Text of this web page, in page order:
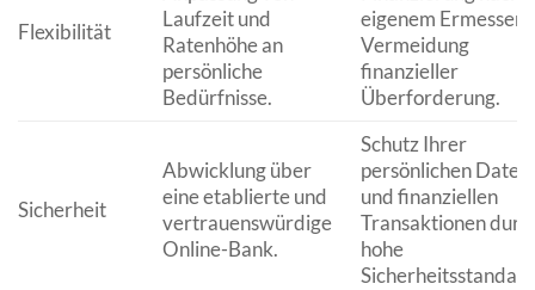
Flexibilität
Laufzeit und
Ratenhöhe an
persönliche
Bedürfnisse.
eigenem Ermessen,
Vermeidung
finanzieller
Überforderung.
Sicherheit
Abwicklung über
eine etablierte und
vertrauenswürdige
Online-Bank.
Schutz Ihrer
persönlichen Daten
und finanziellen
Transaktionen
hohe